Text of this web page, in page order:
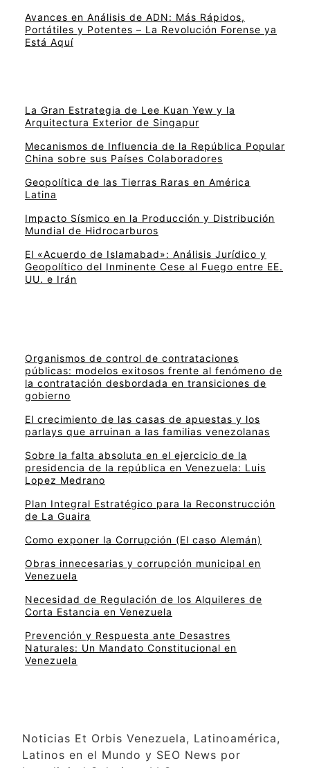
Avances en Análisis de ADN: Más Rápidos,
Portátiles y Potentes – La Revolución Forense ya
Está Aquí
La Gran Estrategia de Lee Kuan Yew y la
Arquitectura Exterior de Singapur
Mecanismos de Influencia de la República Popular
China sobre sus Países Colaboradores
Geopolítica de las Tierras Raras en América
Latina
Impacto Sísmico en la Producción y Distribución
Mundial de Hidrocarburos
El «Acuerdo de Islamabad»: Análisis Jurídico y
Geopolítico del Inminente Cese al Fuego entre EE.
UU. e Irán
Organismos de control de contrataciones
públicas: modelos exitosos frente al fenómeno de
la contratación desbordada en transiciones de
gobierno
El crecimiento de las casas de apuestas y los
parlays que arruinan a las familias venezolanas
Sobre la falta absoluta en el ejercicio de la
presidencia de la república en Venezuela: Luis
Lopez Medrano
Plan Integral Estratégico para la Reconstrucción
de La Guaira
Como exponer la Corrupción (El caso Alemán)
Obras innecesarias y corrupción municipal en
Venezuela
Necesidad de Regulación de los Alquileres de
Corta Estancia en Venezuela
Prevención y Respuesta ante Desastres
Naturales: Un Mandato Constitucional en
Venezuela
Noticias Et Orbis Venezuela, Latinoamérica,
Latinos en el Mundo y SEO News por